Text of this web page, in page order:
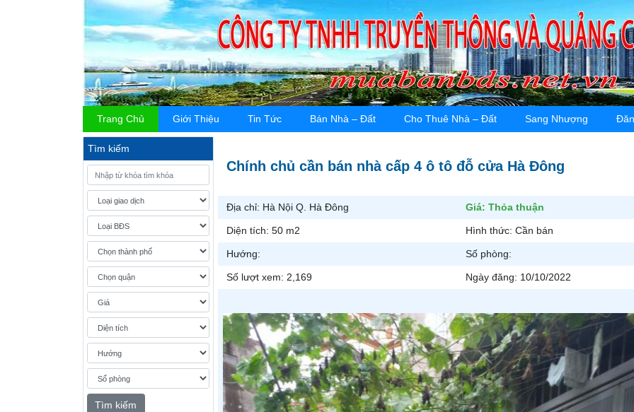
Trang Chủ Giới Thiệu Tin Tức Bán Nhà – Đất Cho Thuê Nhà – Đất Sang Nhượng
Tìm kiếm
Tìm kiếm
Chính chủ cần bán nhà cấp 4 ô tô đỗ cửa Hà Đông
Địa chỉ: Hà Nội Q. Hà Đông Giá: Thỏa thuận
Diện tích: 50 m2 Hình thức: Cần bán
Hướng: Số phòng:
Số lượt xem: 2,169 Ngày đăng: 10/10/2022